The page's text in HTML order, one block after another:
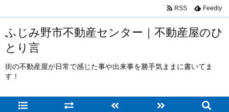
ふじみ野市不動産センター｜不動産屋のひ
とり言
街の不動産屋が日常で感じた事や出来事を勝手気ままに書いてま
す！
RSS Feedly